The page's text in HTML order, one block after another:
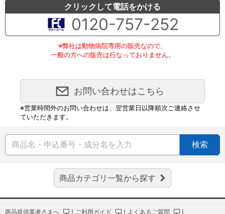
クリックして電話をかける
0120-757-252
※弊社は動物病院専用の販売なので、
一般の方への販売は行なっておりません。
お問い合わせはこちら
※営業時間外のお問い合わせは、翌営業日以降順次ご連絡させ
ていただきます。
検索
商品カテゴリ一覧から探す
商品提供業者さまへ ｜ ご利用ガイド ｜ よくあるご質問 ｜